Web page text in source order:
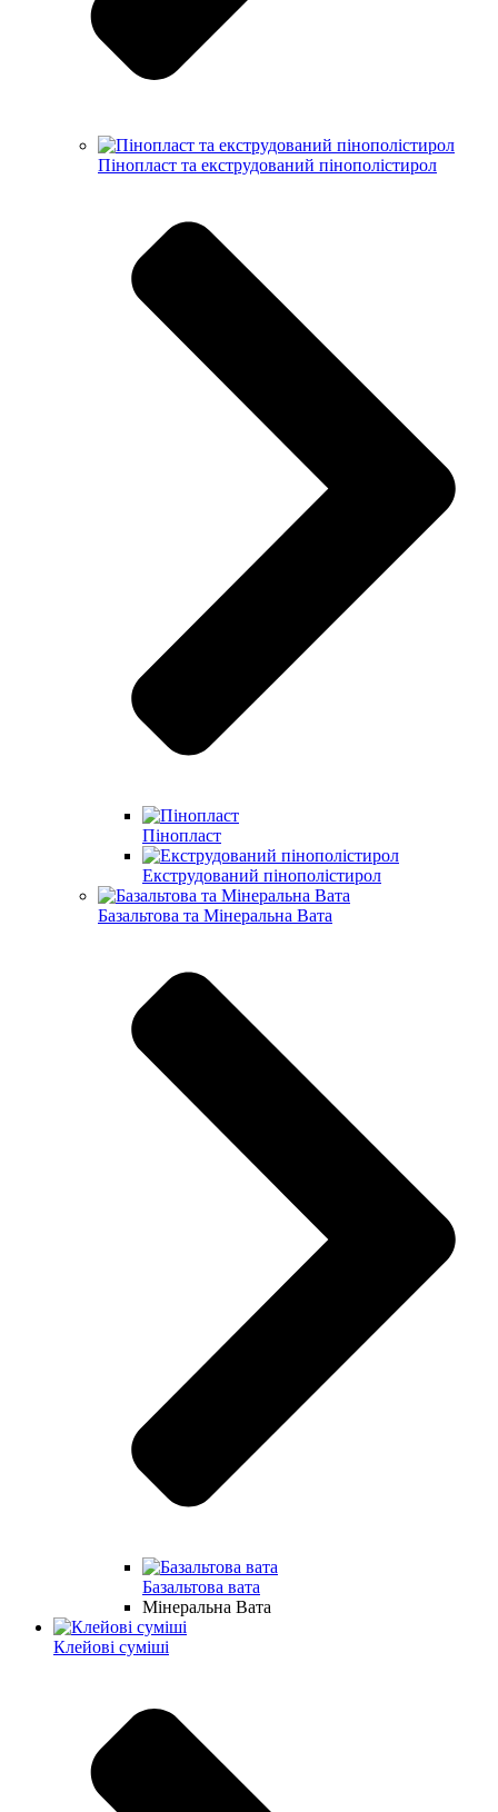
Пінопласт та екструдований пінополістирол
Пінопласт
Екструдований пінополістирол
Базальтова та Мінеральна Вата
Базальтова вата
Мінеральна Вата
Клейові суміші